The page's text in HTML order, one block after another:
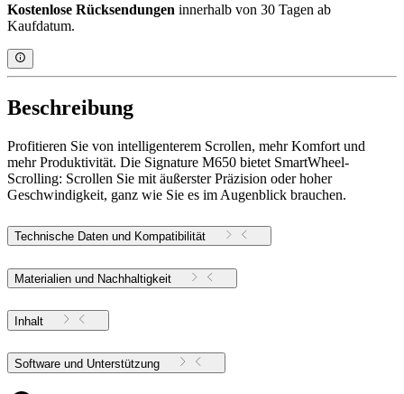
Kostenlose Rücksendungen innerhalb von 30 Tagen ab
Kaufdatum.
Beschreibung
Profitieren Sie von intelligenterem Scrollen, mehr Komfort und
mehr Produktivität. Die Signature M650 bietet SmartWheel-
Scrolling: Scrollen Sie mit äußerster Präzision oder hoher
Geschwindigkeit, ganz wie Sie es im Augenblick brauchen.
Technische Daten und Kompatibilität
Materialien und Nachhaltigkeit
Inhalt
Software und Unterstützung